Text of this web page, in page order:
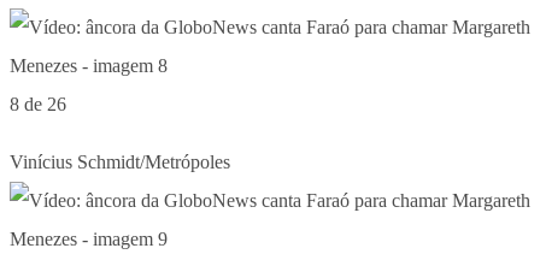
8 de 26
Vinícius Schmidt/Metrópoles